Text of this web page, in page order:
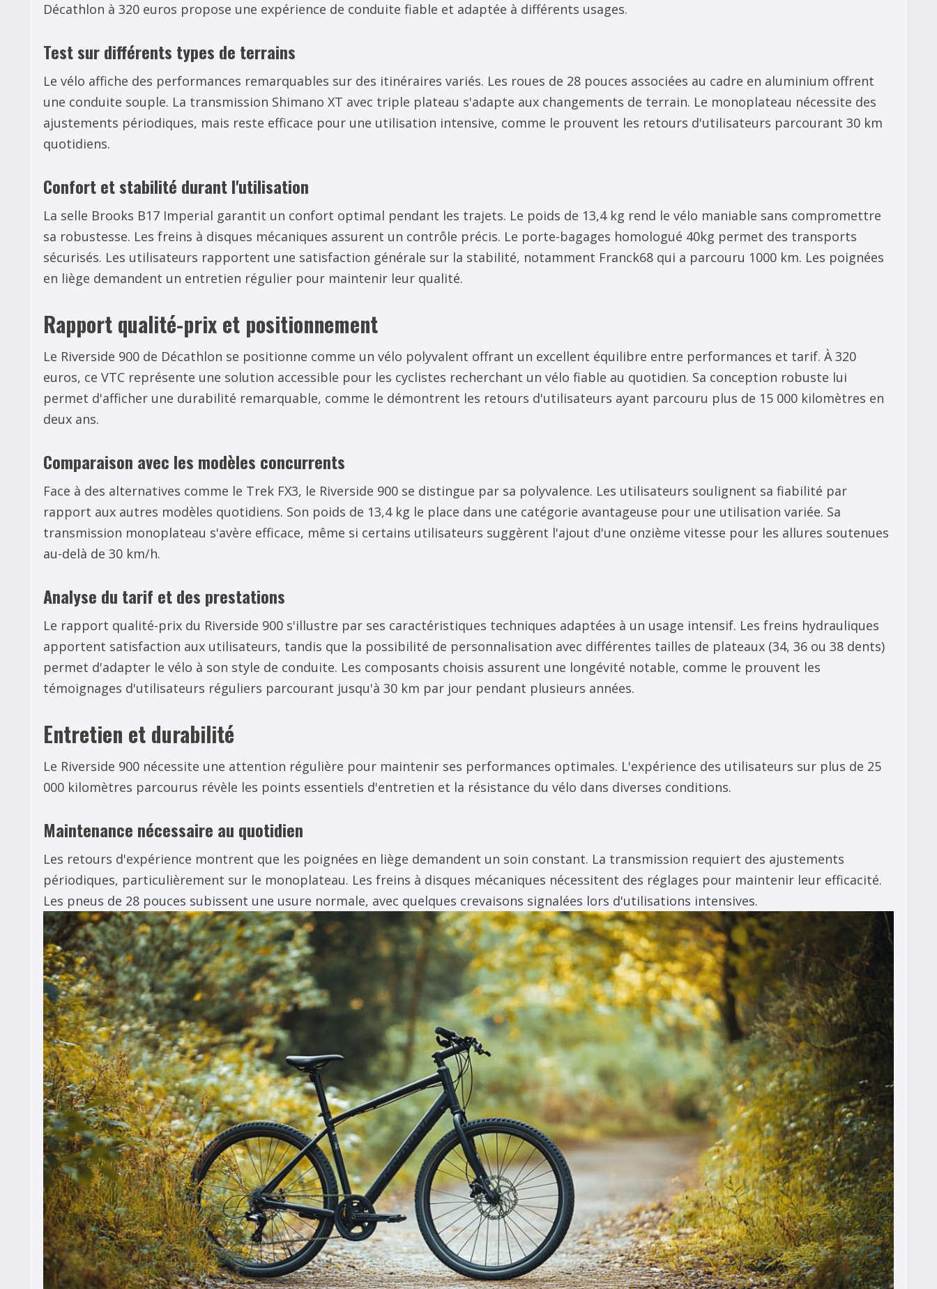
Décathlon à 320 euros propose une expérience de conduite fiable et adaptée à différents usages.
Test sur différents types de terrains
Le vélo affiche des performances remarquables sur des itinéraires variés. Les roues de 28 pouces associées au cadre en aluminium offrent
une conduite souple. La transmission Shimano XT avec triple plateau s'adapte aux changements de terrain. Le monoplateau nécessite des
ajustements périodiques, mais reste efficace pour une utilisation intensive, comme le prouvent les retours d'utilisateurs parcourant 30 km
quotidiens.
Confort et stabilité durant l'utilisation
La selle Brooks B17 Imperial garantit un confort optimal pendant les trajets. Le poids de 13,4 kg rend le vélo maniable sans compromettre
sa robustesse. Les freins à disques mécaniques assurent un contrôle précis. Le porte-bagages homologué 40kg permet des transports
sécurisés. Les utilisateurs rapportent une satisfaction générale sur la stabilité, notamment Franck68 qui a parcouru 1000 km. Les poignées
en liège demandent un entretien régulier pour maintenir leur qualité.
Rapport qualité-prix et positionnement
Le Riverside 900 de Décathlon se positionne comme un vélo polyvalent offrant un excellent équilibre entre performances et tarif. À 320
euros, ce VTC représente une solution accessible pour les cyclistes recherchant un vélo fiable au quotidien. Sa conception robuste lui
permet d'afficher une durabilité remarquable, comme le démontrent les retours d'utilisateurs ayant parcouru plus de 15 000 kilomètres en
deux ans.
Comparaison avec les modèles concurrents
Face à des alternatives comme le Trek FX3, le Riverside 900 se distingue par sa polyvalence. Les utilisateurs soulignent sa fiabilité par
rapport aux autres modèles quotidiens. Son poids de 13,4 kg le place dans une catégorie avantageuse pour une utilisation variée. Sa
transmission monoplateau s'avère efficace, même si certains utilisateurs suggèrent l'ajout d'une onzième vitesse pour les allures soutenues
au-delà de 30 km/h.
Analyse du tarif et des prestations
Le rapport qualité-prix du Riverside 900 s'illustre par ses caractéristiques techniques adaptées à un usage intensif. Les freins hydrauliques
apportent satisfaction aux utilisateurs, tandis que la possibilité de personnalisation avec différentes tailles de plateaux (34, 36 ou 38 dents)
permet d'adapter le vélo à son style de conduite. Les composants choisis assurent une longévité notable, comme le prouvent les
témoignages d'utilisateurs réguliers parcourant jusqu'à 30 km par jour pendant plusieurs années.
Entretien et durabilité
Le Riverside 900 nécessite une attention régulière pour maintenir ses performances optimales. L'expérience des utilisateurs sur plus de 25
000 kilomètres parcourus révèle les points essentiels d'entretien et la résistance du vélo dans diverses conditions.
Maintenance nécessaire au quotidien
Les retours d'expérience montrent que les poignées en liège demandent un soin constant. La transmission requiert des ajustements
périodiques, particulièrement sur le monoplateau. Les freins à disques mécaniques nécessitent des réglages pour maintenir leur efficacité.
Les pneus de 28 pouces subissent une usure normale, avec quelques crevaisons signalées lors d'utilisations intensives.